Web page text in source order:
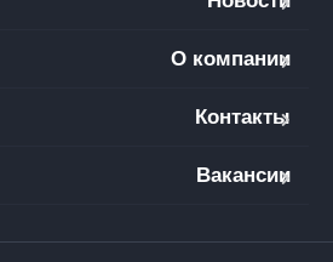
О компании
Контакты
Вакансии